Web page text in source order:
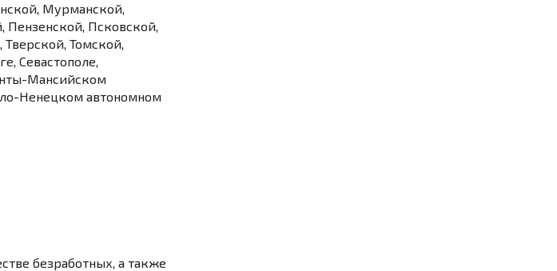
Мурманской,
Пензенской, Псковской,
Томской,
Севастополе,
Мансийском
Ненецком автономном
безработных, а также